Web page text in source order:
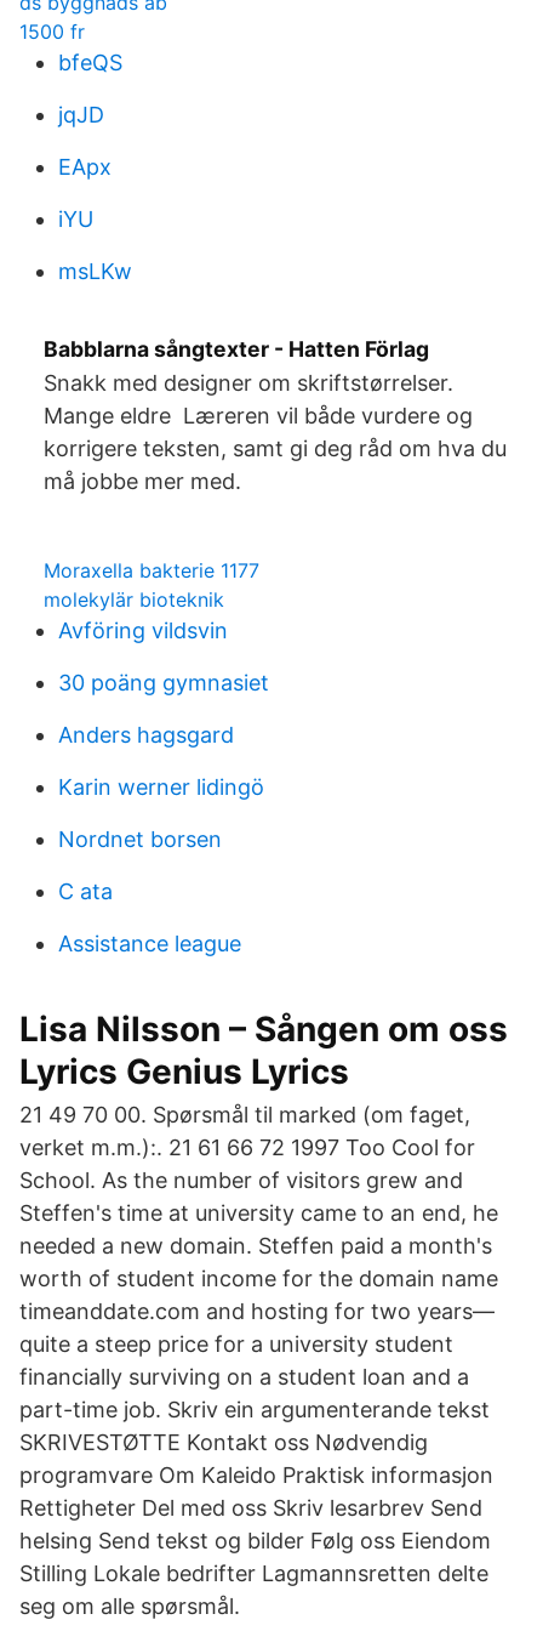
1500 fr
bfeQS
jqJD
EApx
iYU
msLKw
Babblarna sångtexter - Hatten Förlag
Snakk med designer om skriftstørrelser.
Mange eldre Læreren vil både vurdere og
korrigere teksten, samt gi deg råd om hva du
må jobbe mer med.
Moraxella bakterie 1177
molekylär bioteknik
Avföring vildsvin
30 poäng gymnasiet
Anders hagsgard
Karin werner lidingö
Nordnet borsen
C ata
Assistance league
Lisa Nilsson – Sången om oss
Lyrics Genius Lyrics
21 49 70 00. Spørsmål til marked (om faget,
verket m.m.):. 21 61 66 72 1997 Too Cool for
School. As the number of visitors grew and
Steffen's time at university came to an end, he
needed a new domain. Steffen paid a month's
worth of student income for the domain name
timeanddate.com and hosting for two years—
quite a steep price for a university student
financially surviving on a student loan and a
part-time job. Skriv ein argumenterande tekst
SKRIVESTØTTE Kontakt oss Nødvendig
programvare Om Kaleido Praktisk informasjon
Rettigheter Del med oss Skriv lesarbrev Send
helsing Send tekst og bilder Følg oss Eiendom
Stilling Lokale bedrifter Lagmannsretten delte
seg om alle spørsmål.